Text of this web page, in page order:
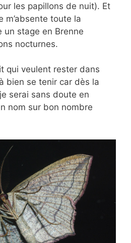
les papillons de nuit). Et
m’absente toute la
un stage en Brenne
nocturnes.
qui veulent rester dans
bien se tenir car dès la
serai sans doute en
nom sur bon nombre